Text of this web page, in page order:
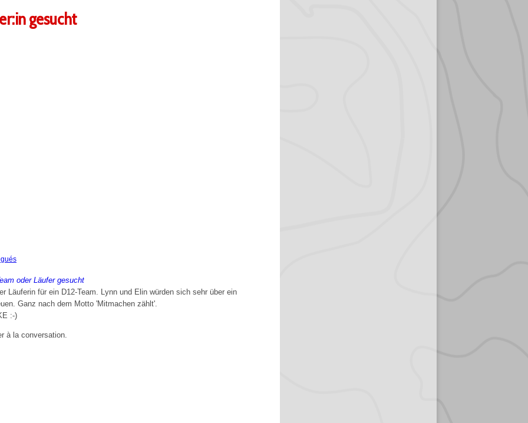
gesucht
oder Läufer gesucht
Läuferin für ein D12-Team. Lynn und Elin würden sich sehr über ein
Ganz nach dem Motto 'Mitmachen zählt'.
:-)
à la conversation.